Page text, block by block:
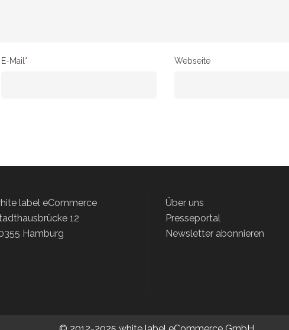
E-Mail * Webseite
label eCommerce
12
Hamburg
Über uns
Presseportal
Newsletter abonnieren